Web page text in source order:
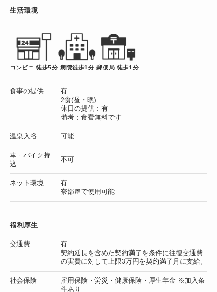
生活環境
コンビニ 徒歩5分 病院徒歩1分 郵便局 徒歩1分
食事の提供
有
2食(昼・晩)
休日の提供：有
備考：食費無料です
温泉入浴 可能
車・バイク持
込
不可
ネット環境
有
寮部屋で使用可能
福利厚生
交通費
有
契約延長を含めた契約満了を条件に往復交通費
の実費に対して上限3万円を契約満了月に支給。
社会保険
雇用保険・労災・健康保険・厚生年金 ※加入条
件あり